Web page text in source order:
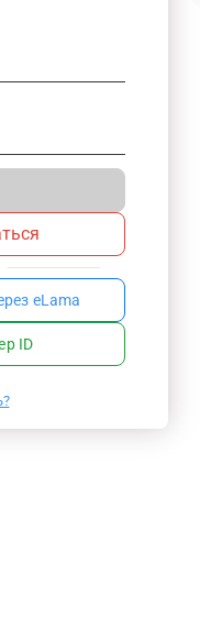
eLama
ID